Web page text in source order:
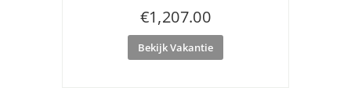
€1,207.00
Bekijk Vakantie